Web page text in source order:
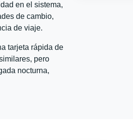
en el sistema,
de cambio,
de viaje.
tarjeta rápida de
pero
nocturna,